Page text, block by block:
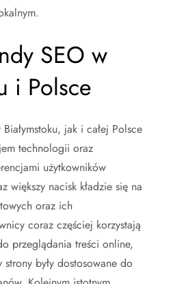
SEO w
i Polsce
jak i całej Polsce
technologii oraz
użytkowników
większy nacisk kładzie się na
oraz ich
coraz częściej korzystają
przeglądania treści online,
były dostosowane do